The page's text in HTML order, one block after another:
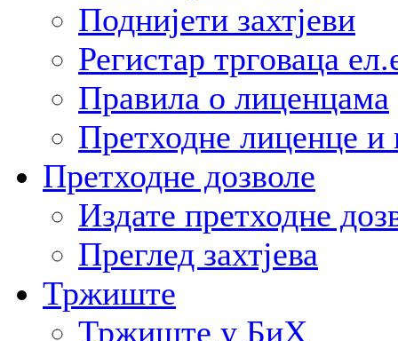
Поднијети захтјеви
Регистар трговаца
Правила о лиценцама
Претходне лиценце и
Претходне дозволе
Издате претходне
Преглед захтјева
Тржиште
Тржиште у БиХ